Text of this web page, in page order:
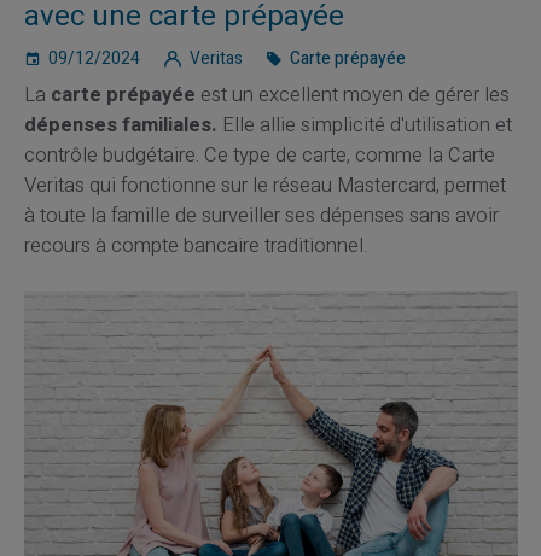
avec une carte prépayée
09/12/2024 Veritas Carte prépayée
La carte prépayée est un excellent moyen de gérer les
dépenses familiales. Elle allie simplicité d'utilisation et
contrôle budgétaire. Ce type de carte, comme la Carte
Veritas qui fonctionne sur le réseau Mastercard, permet
à toute la famille de surveiller ses dépenses sans avoir
recours à compte bancaire traditionnel.